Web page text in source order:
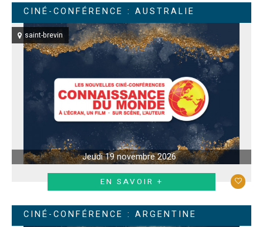
CINÉ-CONFÉRENCE : AUSTRALIE
saint-brevin
Jeudi 19 novembre 2026
EN SAVOIR +
CINÉ-CONFÉRENCE : ARGENTINE